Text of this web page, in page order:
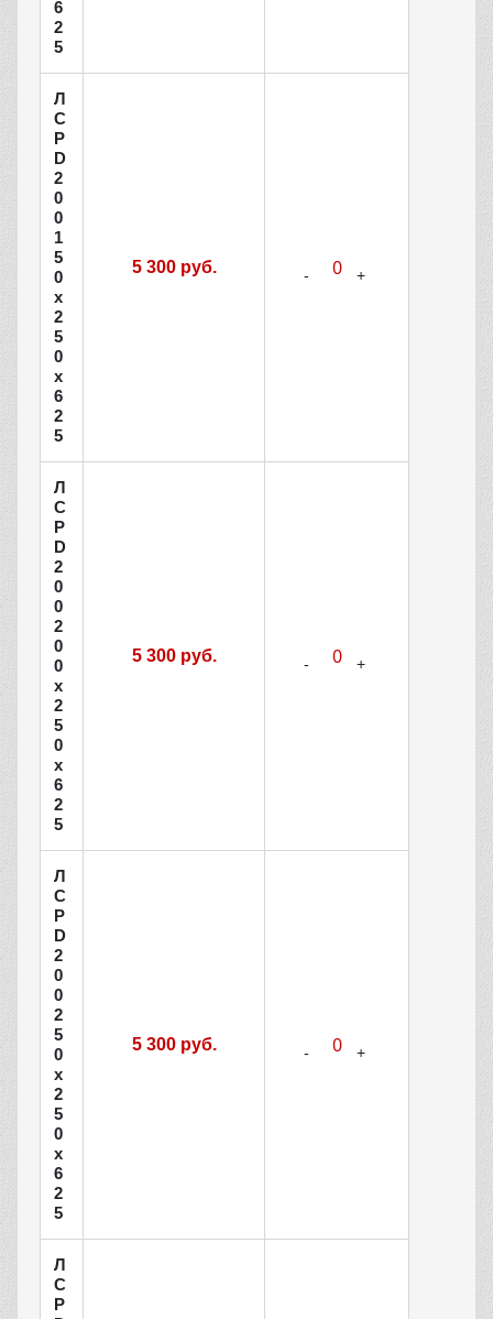
6
2
5
Л
С
Р
D
2
0
0
1
5
0
х
2
5
0
х
6
2
5
5 300 руб.
Л
С
Р
D
2
0
0
2
0
0
х
2
5
0
х
6
2
5
5 300 руб.
Л
С
Р
D
2
0
0
2
5
0
х
2
5
0
х
6
2
5
5 300 руб.
Л
С
Р